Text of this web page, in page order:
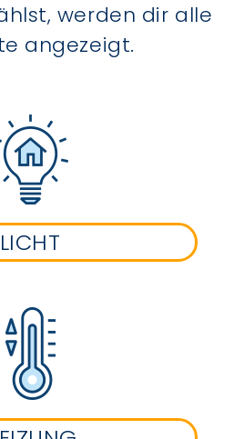
werden dir alle
angezeigt.
LICHT